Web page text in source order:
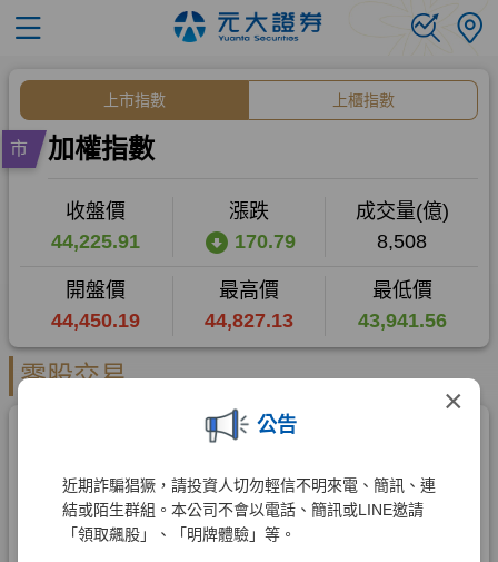
×
公告
近期詐騙猖獗，請投資人切勿輕信不明來電、簡訊、連
結或陌生群組。本公司不會以電話、簡訊或LINE邀請
「領取飆股」、「明牌體驗」等。